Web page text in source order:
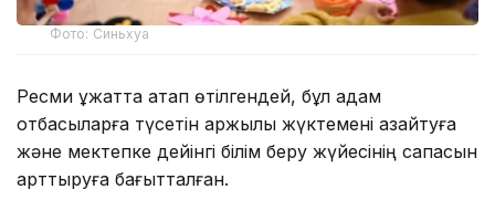
Фото: Синьхуа
Ресми құжатта атап өтілгендей, бұл қадам
отбасыларға түсетін қаржылық жүктемені азайтуға
және мектепке дейінгі білім беру жүйесінің сапасын
арттыруға бағытталған.